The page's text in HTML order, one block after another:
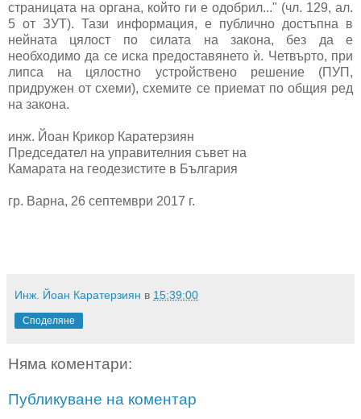
страницата на органа, който ги е одобрил..." (чл. 129, ал.
5 от ЗУТ). Тази информация, е публично достъпна в
нейната цялост по силата на закона, без да е
необходимо да се иска предоставянето ѝ. Четвърто, при
липса на цялостно устройствено решение (ПУП,
придружен от схеми), схемите се приемат по общия ред
на закона.
инж. Йоан Крикор Каратерзиян
Председател на управителния съвет на
Камарата на геодезистите в България
гр. Варна, 26 септември 2017 г.
Инж. Йоан Каратерзиян в 15:39:00
Споделяне
Няма коментари:
Публикуване на коментар